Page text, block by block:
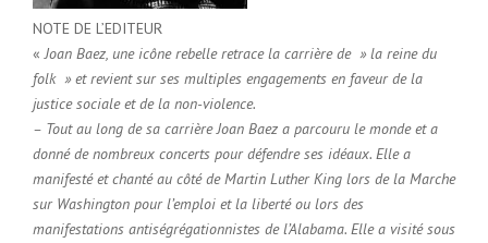
NOTE DE L’EDITEUR
«Joan Baez, une icône rebelleretrace la carrière de » la reine du
folk » et revient sur ses multiples engagements en faveur de la
justice sociale et de la non-violence.
– Tout au long de sa carrière Joan Baez a parcouru le mondeet a
donné de nombreux concerts pour défendre ses idéaux. Elle a
manifesté et chanté au côté deMartin Luther King lors de la Marche
sur Washington pour l’emploi et la liberté ou lors des
manifestations antiségrégationnistes de l’Alabama. Elle a visité sous